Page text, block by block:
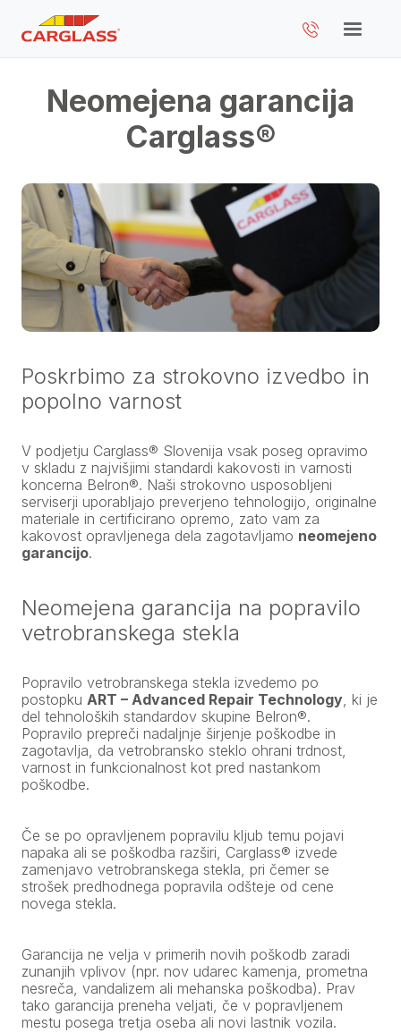
Neomejena garancija
Carglass®
Poskrbimo za strokovno izvedbo in
popolno varnost
V podjetju Carglass® Slovenija vsak poseg opravimo
v skladu z najvišjimi standardi kakovosti in varnosti
koncerna Belron®. Naši strokovno usposobljeni
serviserji uporabljajo preverjeno tehnologijo, originalne
materiale in certificirano opremo, zato vam za
kakovost opravljenega dela zagotavljamo neomejeno
garancijo.
Neomejena garancija na popravilo
vetrobranskega stekla
Popravilo vetrobranskega stekla izvedemo po
postopku ART – Advanced Repair Technology, ki je
del tehnoloških standardov skupine Belron®.
Popravilo prepreči nadaljnje širjenje poškodbe in
zagotavlja, da vetrobransko steklo ohrani trdnost,
varnost in funkcionalnost kot pred nastankom
poškodbe.
Če se po opravljenem popravilu kljub temu pojavi
napaka ali se poškodba razširi, Carglass® izvede
zamenjavo vetrobranskega stekla, pri čemer se
strošek predhodnega popravila odšteje od cene
novega stekla.
Garancija ne velja v primerih novih poškodb zaradi
zunanjih vplivov (npr. nov udarec kamenja, prometna
nesreča, vandalizem ali mehanska poškodba). Prav
tako garancija preneha veljati, če v popravljenem
mestu posega tretja oseba ali novi lastnik vozila.